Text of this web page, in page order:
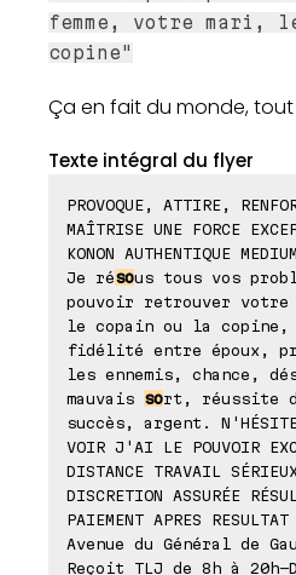
femme, votre mari,
copine"
Ça en fait du monde, tout
Texte intégral du flyer
PROVOQUE, ATTIRE,
MAÎTRISE UNE FORCE
KONON AUTHENTIQUE
Je résous tous vos
pouvoir retrouver votre
le copain ou la
fidélité entre époux,
les ennemis, chance,
mauvais sort, réussite
succès, argent.
VOIR J'AI LE POUVOIR
DISTANCE TRAVAIL
DISCRETION ASSURÉE
PAIEMENT APRES
Avenue du Général de
Reçoit TLJ de 8h à 20h-